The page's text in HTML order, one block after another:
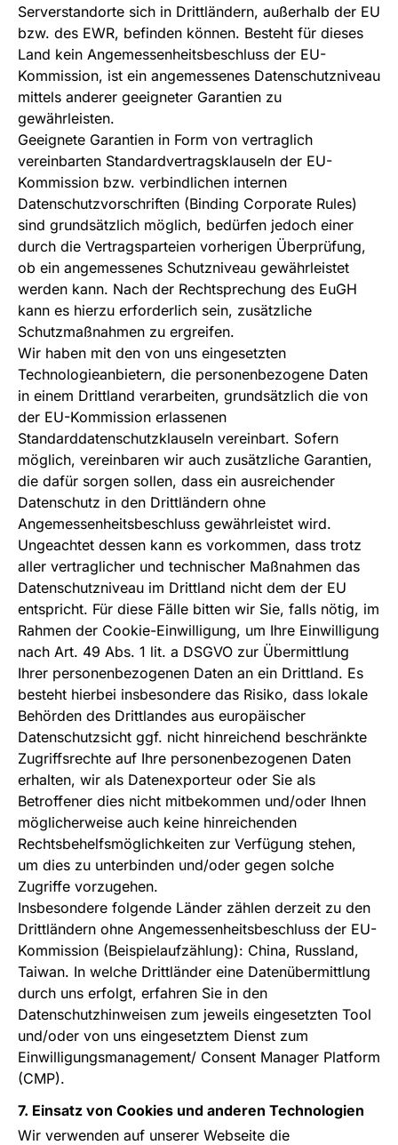
Serverstandorte sich in Drittländern, außerhalb der EU
bzw. des EWR, befinden können. Besteht für dieses
Land kein Angemessenheitsbeschluss der EU-
Kommission, ist ein angemessenes Datenschutzniveau
mittels anderer geeigneter Garantien zu
gewährleisten.
Geeignete Garantien in Form von vertraglich
vereinbarten Standardvertragsklauseln der EU-
Kommission bzw. verbindlichen internen
Datenschutzvorschriften (Binding Corporate Rules)
sind grundsätzlich möglich, bedürfen jedoch einer
durch die Vertragsparteien vorherigen Überprüfung,
ob ein angemessenes Schutzniveau gewährleistet
werden kann. Nach der Rechtsprechung des EuGH
kann es hierzu erforderlich sein, zusätzliche
Schutzmaßnahmen zu ergreifen.
Wir haben mit den von uns eingesetzten
Technologieanbietern, die personenbezogene Daten
in einem Drittland verarbeiten, grundsätzlich die von
der EU-Kommission erlassenen
Standarddatenschutzklauseln vereinbart. Sofern
möglich, vereinbaren wir auch zusätzliche Garantien,
die dafür sorgen sollen, dass ein ausreichender
Datenschutz in den Drittländern ohne
Angemessenheitsbeschluss gewährleistet wird.
Ungeachtet dessen kann es vorkommen, dass trotz
aller vertraglicher und technischer Maßnahmen das
Datenschutzniveau im Drittland nicht dem der EU
entspricht. Für diese Fälle bitten wir Sie, falls nötig, im
Rahmen der Cookie-Einwilligung, um Ihre Einwilligung
nach Art. 49 Abs. 1 lit. a DSGVO zur Übermittlung
Ihrer personenbezogenen Daten an ein Drittland. Es
besteht hierbei insbesondere das Risiko, dass lokale
Behörden des Drittlandes aus europäischer
Datenschutzsicht ggf. nicht hinreichend beschränkte
Zugriffsrechte auf Ihre personenbezogenen Daten
erhalten, wir als Datenexporteur oder Sie als
Betroffener dies nicht mitbekommen und/oder Ihnen
möglicherweise auch keine hinreichenden
Rechtsbehelfsmöglichkeiten zur Verfügung stehen,
um dies zu unterbinden und/oder gegen solche
Zugriffe vorzugehen.
Insbesondere folgende Länder zählen derzeit zu den
Drittländern ohne Angemessenheitsbeschluss der EU-
Kommission (Beispielaufzählung): China, Russland,
Taiwan. In welche Drittländer eine Datenübermittlung
durch uns erfolgt, erfahren Sie in den
Datenschutzhinweisen zum jeweils eingesetzten Tool
und/oder von uns eingesetztem Dienst zum
Einwilligungsmanagement/ Consent Manager Platform
(CMP).
7. Einsatz von Cookies und anderen Technologien
Wir verwenden auf unserer Webseite die